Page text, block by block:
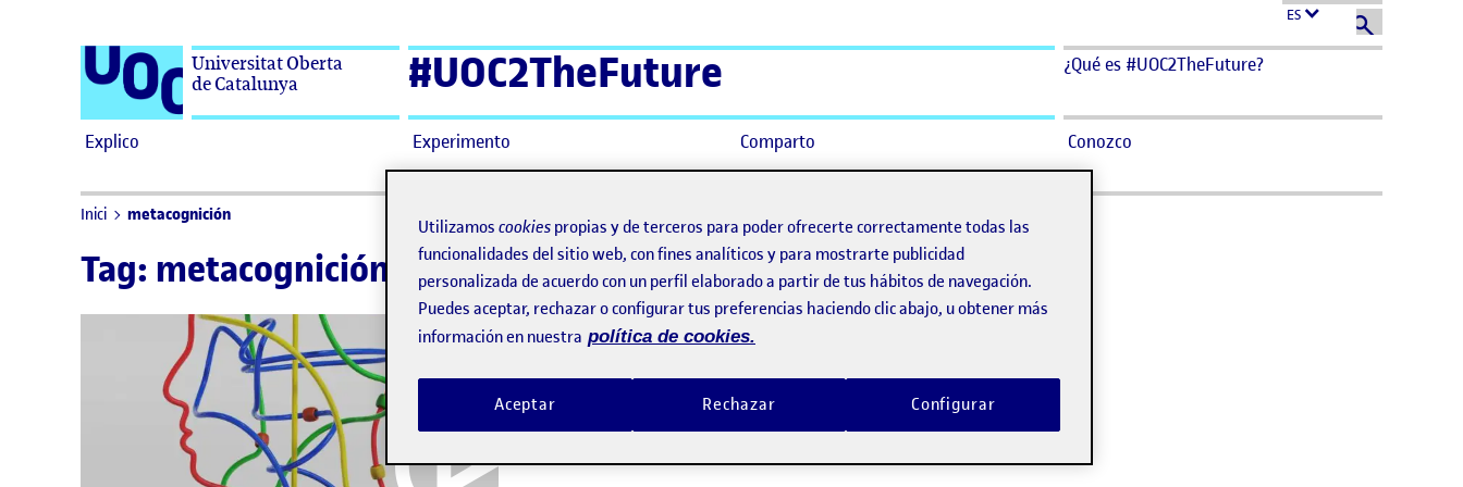
ES
Universitat Oberta
de Catalunya
#UOC2TheFuture ¿Qué es #UOC2TheFuture?
Explico Experimento Comparto Conozco
Inici metacognición
Tag: metacognición
Utilizamos cookies propias y de terceros para poder ofrecerte correctamente todas las
funcionalidades del sitio web, con fines analíticos y para mostrarte publicidad
personalizada de acuerdo con un perfil elaborado a partir de tus hábitos de navegación.
Puedes aceptar, rechazar o configurar tus preferencias haciendo clic abajo, u obtener más
información en nuestra política de cookies.
Rechazar
Aceptar Configurar